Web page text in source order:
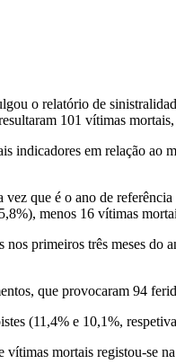
o relatório de
101 vítimas
indicadores em relação
que é o ano de
menos 16 vítimas
primeiros três meses
que provocaram 94
(11,4% e 10,1%,
mortais registou-se